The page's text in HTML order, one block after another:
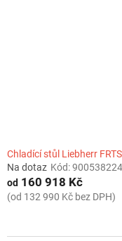
Chladící stůl Liebherr
Na dotaz Kód:
od 160 918 Kč
(od 132 990 Kč bez DPH)